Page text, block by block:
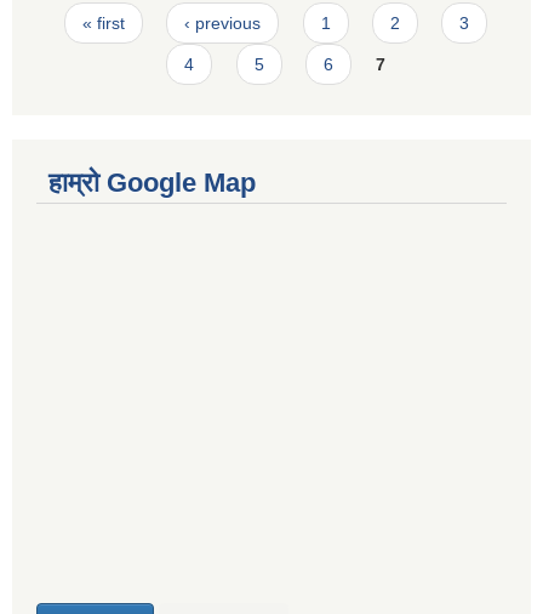
Pages
« first ‹ previous 1 2 3
4 5 6 7
हाम्रो Google Map